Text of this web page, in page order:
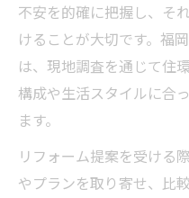
不安を的確に把握し、そ
けることが大切です。福
は、現地調査を通じて住
構成や生活スタイルに合
ます。
リフォーム提案を受ける
やプランを取り寄せ、比